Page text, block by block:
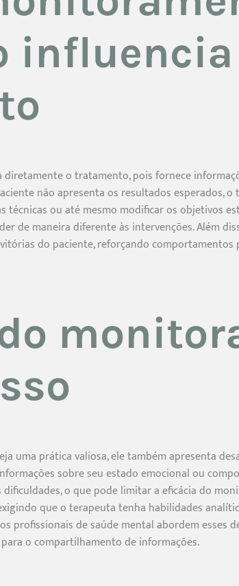
influencia
o tratamento, pois fornece
não apresenta os resultados esperados,
ou até mesmo modificar os objetivos
de maneira diferente às intervenções. Além
do paciente, reforçando
uma prática valiosa, ele também apresenta
sobre seu estado emocional ou
o que pode limitar a eficácia do
que o terapeuta tenha habilidades
profissionais de saúde mental abordem esses
o compartilhamento de informações.